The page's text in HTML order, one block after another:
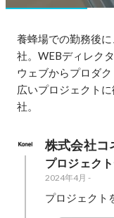
養蜂場での勤務後
社。WEBディレク
ウェブからプロダ
広いプロジェクト
社。
株式会社コ
プロジェク
2024年4月 -
プロジェクト